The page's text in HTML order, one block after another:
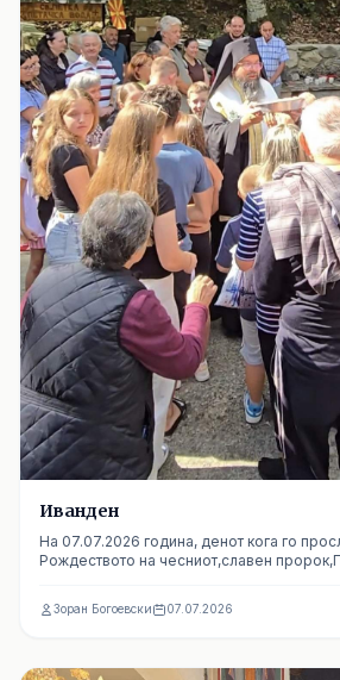
Иванден
На 07.07.2026 година, денот кога го
Рождеството на чесниот,славен
Зоран Богоевски 07.07.2026